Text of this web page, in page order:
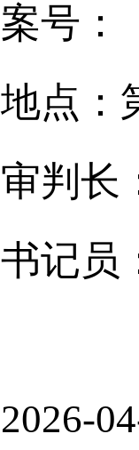
案号：
地点：
审判长
书记员
2026-